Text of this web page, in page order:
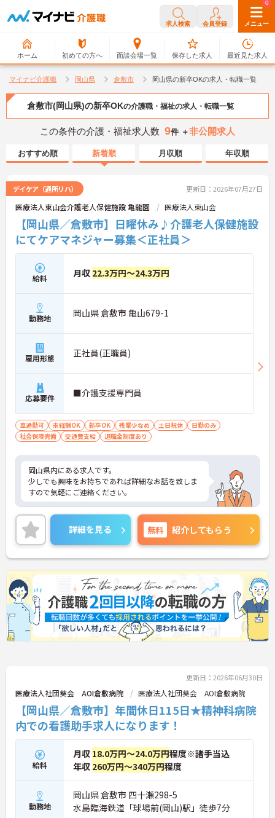
求人検索 会員登録 メニュー
ホーム 初めての方へ 面談会場一覧
0
保存した求人
0
最近見た求人
マイナビ介護職 岡山県 倉敷市 岡山県の新卒OKの求人・転職一覧
倉敷市(岡山県)の新卒OKの介護職・福祉の求人・転職一覧
この条件の介護・福祉求人数 9件 ＋非公開求人
おすすめ順 新着順 月収順 年収順
デイケア（通所リハ） 更新日：2026年07月27日
医療法人東山会介護老人保健施設 亀龍園 医療法人東山会
【岡山県／倉敷市】日曜休み♪介護老人保健施設
にてケアマネジャー募集＜正社員＞
給料 月収 22.3万円～24.3万円
勤務地 岡山県 倉敷市 亀山679-1
雇用形態 正社員(正職員)
応募要件 ■介護支援専門員
車通勤可 未経験OK 新卒OK 残業少なめ 土日祝休
日勤のみ
社会保険完備
交通費支給 退職金制度あり
岡山県内にある求人です。
少しでも興味をお持ちであれば詳細なお話を致しま
すので気軽にご連絡ください。
詳細を見る 無料 紹介してもらう
更新日：2026年06月30日
医療法人社団葵会 AOI倉敷病院 医療法人社団葵会 AOI倉敷病院
【岡山県／倉敷市】年間休日115日★精神科病院
内での看護助手求人になります！
給料
月収 18.0万円～24.0万円程度※諸手当込
年収 260万円～340万円程度
勤務地
岡山県 倉敷市 四十瀬298-5
水島臨海鉄道「球場前(岡山)駅」徒歩7分